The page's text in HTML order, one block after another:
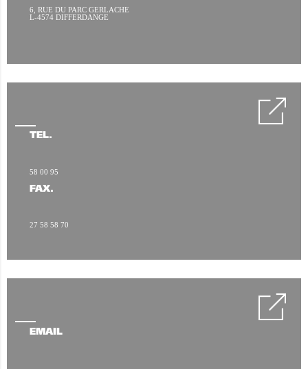
6, RUE DU PARC GERLACHE
L-4574 DIFFERDANGE
TÉL.
58 00 95
FAX.
27 58 58 70
EMAIL